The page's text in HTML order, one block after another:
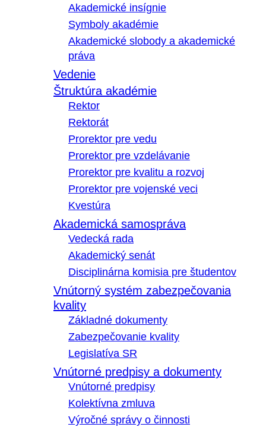
Akademické insígnie
Symboly akadémie
Akademické slobody a akademické
práva
Vedenie
Štruktúra akadémie
Rektor
Rektorát
Prorektor pre vedu
Prorektor pre vzdelávanie
Prorektor pre kvalitu a rozvoj
Prorektor pre vojenské veci
Kvestúra
Akademická samospráva
Vedecká rada
Akademický senát
Disciplinárna komisia pre študentov
Vnútorný systém zabezpečovania
kvality
Základné dokumenty
Zabezpečovanie kvality
Legislatíva SR
Vnútorné predpisy a dokumenty
Vnútorné predpisy
Kolektívna zmluva
Výročné správy o činnosti